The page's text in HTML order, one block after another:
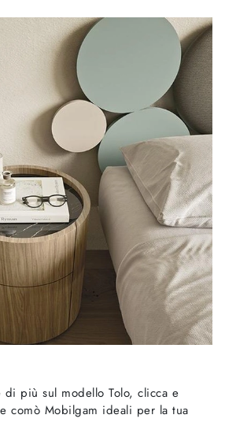
di più sul modello Tolo, clicca e
comò Mobilgam ideali per la tua